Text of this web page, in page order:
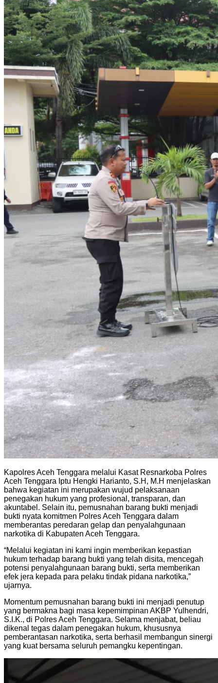
Kapolres Aceh Tenggara melalui Kasat Resnarkoba Polres
Aceh Tenggara Iptu Hengki Harianto, S.H, M.H menjelaskan
bahwa kegiatan ini merupakan wujud pelaksanaan
penegakan hukum yang profesional, transparan, dan
akuntabel. Selain itu, pemusnahan barang bukti menjadi
bukti nyata komitmen Polres Aceh Tenggara dalam
memberantas peredaran gelap dan penyalahgunaan
narkotika di Kabupaten Aceh Tenggara.
“Melalui kegiatan ini kami ingin memberikan kepastian
hukum terhadap barang bukti yang telah disita, mencegah
potensi penyalahgunaan barang bukti, serta memberikan
efek jera kepada para pelaku tindak pidana narkotika,”
ujarnya.
Momentum pemusnahan barang bukti ini menjadi penutup
yang bermakna bagi masa kepemimpinan AKBP Yulhendri,
S.I.K., di Polres Aceh Tenggara. Selama menjabat, beliau
dikenal tegas dalam penegakan hukum, khususnya
pemberantasan narkotika, serta berhasil membangun sinergi
yang kuat bersama seluruh pemangku kepentingan.